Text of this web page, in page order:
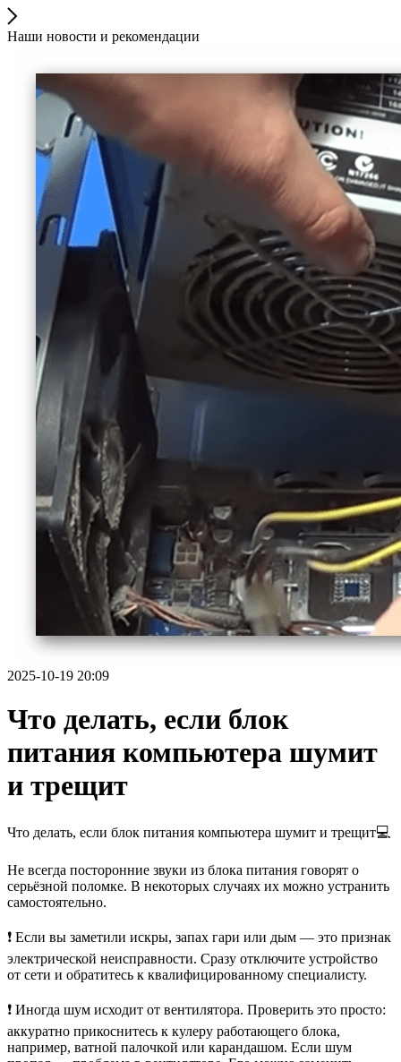
Наши новости и рекомендации
2025-10-19 20:09
Что делать, если блок
питания компьютера шумит
и трещит
Что делать, если блок питания компьютера шумит и трещит💻
Не всегда посторонние звуки из блока питания говорят о
серьёзной поломке. В некоторых случаях их можно устранить
самостоятельно.
❗ Если вы заметили искры, запах гари или дым — это признак
электрической неисправности. Сразу отключите устройство
от сети и обратитесь к квалифицированному специалисту.
❗ Иногда шум исходит от вентилятора. Проверить это просто:
аккуратно прикоснитесь к кулеру работающего блока,
например, ватной палочкой или карандашом. Если шум